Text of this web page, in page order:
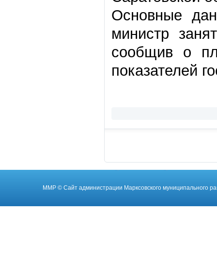
Основные
министр
сообщив о
показателей
ММР © Cайт администрации Марксовского муниципального